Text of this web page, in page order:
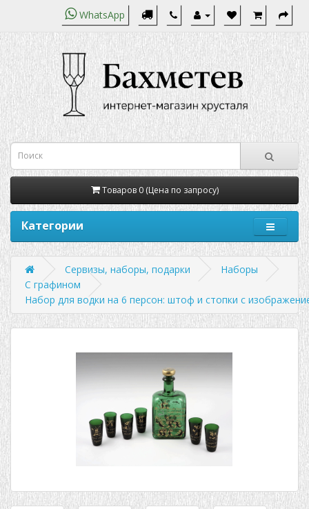
WhatsApp
Товаров 0 (Цена по запросу)
Категории
Сервизы, наборы, подарки
Наборы
С графином
Набор для водки на 6 персон: штоф и стопки с